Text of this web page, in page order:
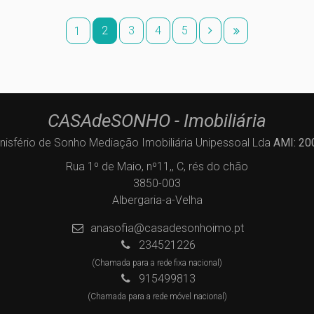
1 2 3 4 5
CASAdeSONHO - Imobiliária
de Sonho Mediação Imobiliária Unipessoal Lda AMI:
Rua 1º de Maio, nº11,, C, rés do chão
3850-003
Albergaria-a-Velha
anasofia@casadesonhoimo.pt
234521226
(Chamada para a rede fixa nacional)
915499813
(Chamada para a rede móvel nacional)